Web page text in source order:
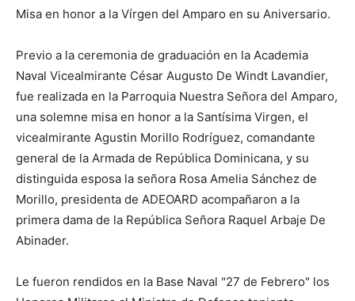
Misa en honor a la Vírgen del Amparo en su Aniversario.
Previo a la ceremonia de graduación en la Academia
Naval Vicealmirante César Augusto De Windt Lavandier,
fue realizada en la Parroquia Nuestra Señora del Amparo,
una solemne misa en honor a la Santísima Virgen, el
vicealmirante Agustin Morillo Rodríguez, comandante
general de la Armada de República Dominicana, y su
distinguida esposa la señora Rosa Amelia Sánchez de
Morillo, presidenta de ADEOARD acompañaron a la
primera dama de la República Señora Raquel Arbaje De
Abinader.
Le fueron rendidos en la Base Naval "27 de Febrero" los